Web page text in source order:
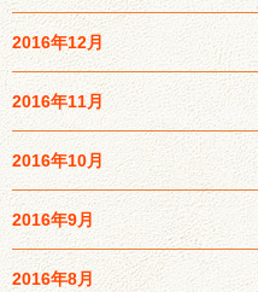
2016年12月
2016年11月
2016年10月
2016年9月
2016年8月